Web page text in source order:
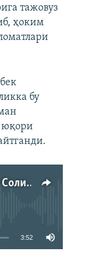
тажовуз
ҳоким
бу
юқори
Kun.uz ҳуқуқшуноси Зафарбек Солижонов билан суҳбат
3:52